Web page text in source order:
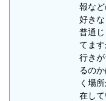
報な
好き
普通
てま
行き
るの
く場
在し